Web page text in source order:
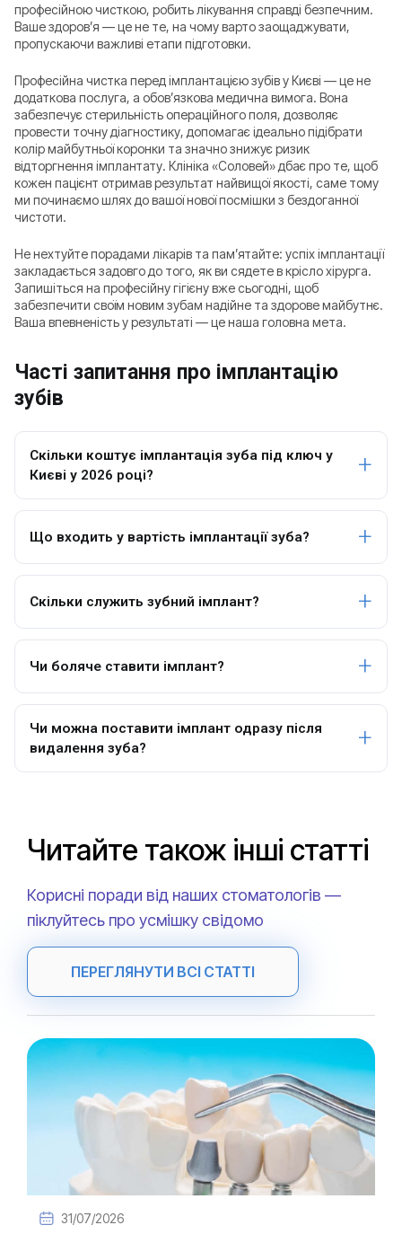
професійною чисткою, робить лікування справді безпечним.
Ваше здоров’я — це не те, на чому варто заощаджувати,
пропускаючи важливі етапи підготовки.
Професійна чистка перед імплантацією зубів у Києві — це не
додаткова послуга, а обов’язкова медична вимога. Вона
забезпечує стерильність операційного поля, дозволяє
провести точну діагностику, допомагає ідеально підібрати
колір майбутньої коронки та значно знижує ризик
відторгнення імплантату. Клініка «Соловей» дбає про те, щоб
кожен пацієнт отримав результат найвищої якості, саме тому
ми починаємо шлях до вашої нової посмішки з бездоганної
чистоти.
Не нехтуйте порадами лікарів та пам’ятайте: успіх імплантації
закладається задовго до того, як ви сядете в крісло хірурга.
Запишіться на професійну гігієну вже сьогодні, щоб
забезпечити своїм новим зубам надійне та здорове майбутнє.
Ваша впевненість у результаті — це наша головна мета.
Часті запитання про імплантацію
зубів
Скільки коштує імплантація зуба під ключ у
Києві у 2026 році?
Що входить у вартість імплантації зуба?
Скільки служить зубний імплант?
Чи боляче ставити імплант?
Чи можна поставити імплант одразу після
видалення зуба?
Читайте також інші статті
Корисні поради від наших стоматологів —
піклуйтесь про усмішку свідомо
ПЕРЕГЛЯНУТИ ВСІ СТАТТІ
31/07/2026